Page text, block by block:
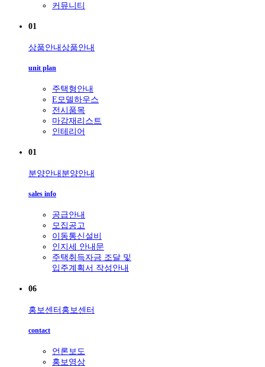
커뮤니티
01
상품안내상품안내
unit plan
주택형안내
E모델하우스
전시품목
마감재리스트
인테리어
01
분양안내 분양안내
sales info
공급안내
모집공고
이동통신설비
인지세 안내문
주택취득자금 조달 및
입주계획서 작성안내
06
홍보센터 홍보센터
contact
언론보도
홍보영상